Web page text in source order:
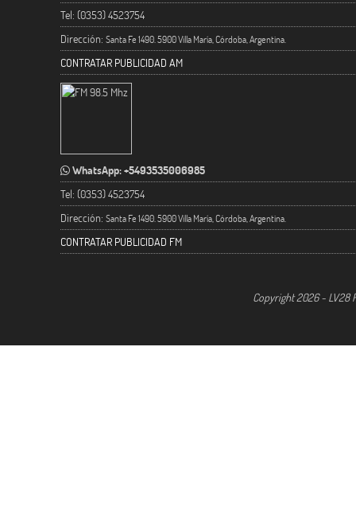
Tel: (0353) 4523754
Dirección: Santa Fe 1490. 5900 Villa María, Córdoba, Argentina.
CONTRATAR PUBLICIDAD AM
WhatsApp: +5493535006985
Tel: (0353) 4523754
Dirección: Santa Fe 1490. 5900 Villa María, Córdoba, Argentina.
CONTRATAR PUBLICIDAD FM
Copyright 2026 - LV28